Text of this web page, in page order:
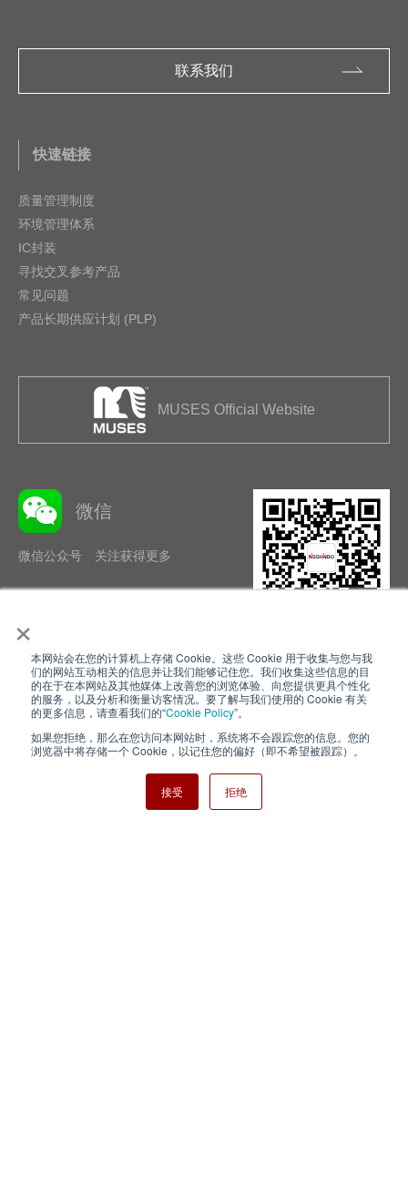
×
本网站会在您的计算机上存储 Cookie。这些 Cookie 用于收集与您与我
们的网站互动相关的信息并让我们能够记住您。我们收集这些信息的目
的在于在本网站及其他媒体上改善您的浏览体验、向您提供更具个性化
的服务，以及分析和衡量访客情况。要了解与我们使用的 Cookie 有关
的更多信息，请查看我们的“Cookie Policy”。
如果您拒绝，那么在您访问本网站时，系统将不会跟踪您的信息。您的
浏览器中将存储一个 Cookie，以记住您的偏好（即不希望被跟踪）。
接受 拒绝
联系我们
快速链接
质量管理制度
环境管理体系
IC封装
寻找交叉参考产品
常见问题
产品长期供应计划 (PLP)
MUSES Official Website
微信
微信公众号 关注获得更多
隐私政策 使用条款
Cookie Policy 网站地图
Nisshinbo Holdings Inc.
Copyright ⓒ Nisshinbo Micro Devices Inc. All Rights Reserved.